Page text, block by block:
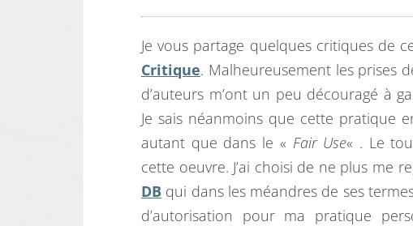
Je vous partage quelques critiques de
Critique. Malheureusement les prises
d’auteurs m’ont un peu découragé à
Je sais néanmoins que cette pratique
autant que dans le « Fair Use« . Le
cette oeuvre. J’ai choisi de ne plus me
DB qui dans les méandres de ses
d’autorisation pour ma pratique